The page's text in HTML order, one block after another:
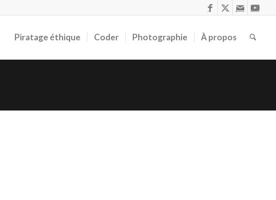
Piratage éthique Coder Photographie À propos